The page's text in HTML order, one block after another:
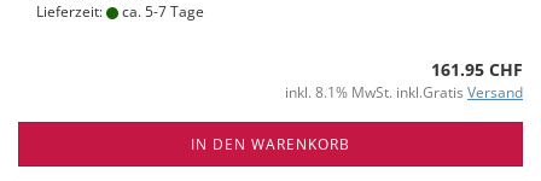
Lieferzeit:
ca. 5-7 Tage
161.95 CHF
inkl. 8.1% MwSt. inkl.Gratis Versand
IN DEN WARENKORB